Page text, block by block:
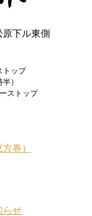
下ル東側
トップ
）
ストップ
巻）
らせ